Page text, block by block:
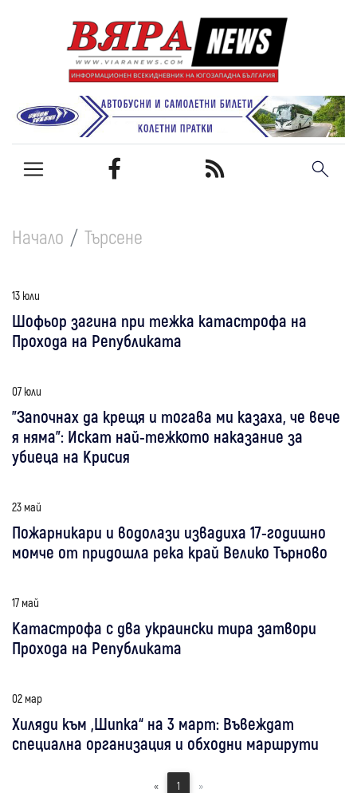
Начало Търсене
13 юли
Шофьор загина при тежка катастрофа на
Прохода на Републиката
07 юли
"Започнах да крещя и тогава ми казаха, че вече
я няма": Искат най-тежкото наказание за
убиеца на Крисия
23 май
Пожарникари и водолази извадиха 17-годишно
момче от придошла река край Велико Търново
17 май
Катастрофа с два украински тира затвори
Прохода на Републиката
02 мар
Хиляди към „Шипка“ на 3 март: Въвеждат
специална организация и обходни маршрути
« 1 »